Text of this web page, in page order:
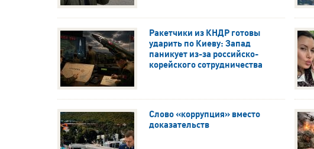
Ракетчики из КНДР готовы
ударить по Киеву: Запад
паникует из-за российско-
корейского сотрудничества
Слово «коррупция» вместо
доказательств